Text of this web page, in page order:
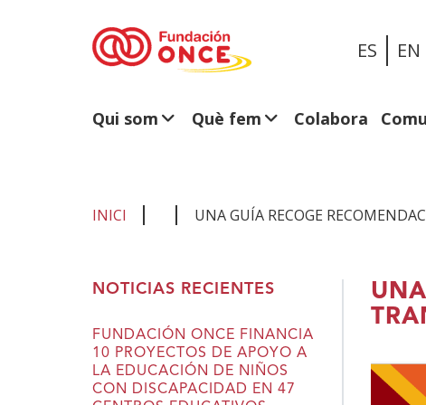
ES EN
Qui som Què fem Colabora
INICI UNA GUÍA RECOGE
NOTICIAS RECIENTES
FUNDACIÓN ONCE FINANCIA
10 PROYECTOS DE APOYO A
LA EDUCACIÓN DE NIÑOS
CON DISCAPACIDAD EN 47